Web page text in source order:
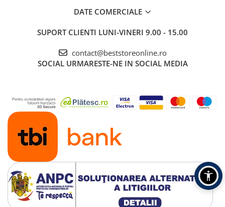
Cum se folosesc stilourile cu apă?
Deșurubați vârful stiloului
Turnați apă plată înăuntru
Închideți bine stiloul
Începeți să pictați pe covoraș – culoarea va apărea imediat!
Acesta este un set pe care fiecare
copil îl va adora – și vei adora lipsa
dezordinei! Perfect ca și cadou,
DATE COMERCIALE
SUPORT CLIENTI LUNI-VINERI 9.00 - 15.00
contact@beststoreonline.ro
SOCIAL URMARESTE-NE IN SOCIAL MEDIA